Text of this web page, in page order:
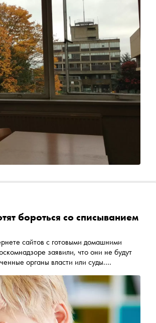
бороться со списыванием
сайтов с готовыми домашними
заявили, что они не будут
органы власти или суды.
школьниках